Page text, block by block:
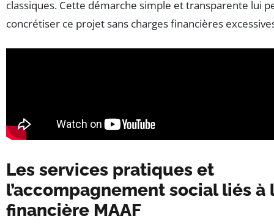
classiques. Cette démarche simple et transparente lui
concrétiser ce projet sans charges financières
Les services pratiques et
l’accompagnement social liés à
financière MAAF